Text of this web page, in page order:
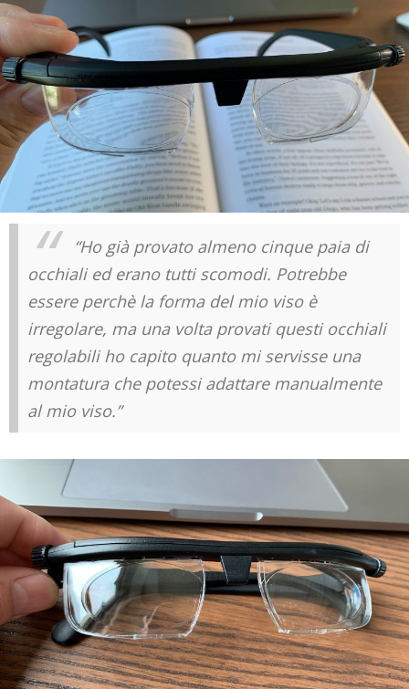
“Ho già provato almeno cinque paia di
occhiali ed erano tutti scomodi. Potrebbe
essere perchè la forma del mio viso è
irregolare, ma una volta provati questi occhiali
regolabili ho capito quanto mi servisse una
montatura che potessi adattare manualmente
al mio viso.”